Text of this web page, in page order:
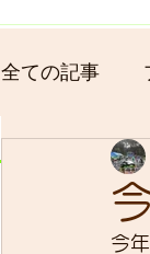
全ての記事
bici-
サイクリン
今